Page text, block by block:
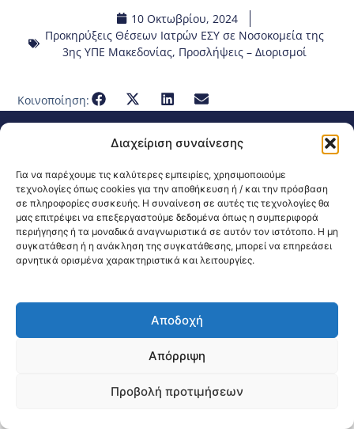
Διαχείριση συναίνεσης
Για να παρέχουμε τις καλύτερες εμπειρίες, χρησιμοποιούμε
τεχνολογίες όπως cookies για την αποθήκευση ή / και την πρόσβαση
σε πληροφορίες συσκευής. Η συναίνεση σε αυτές τις τεχνολογίες θα
μας επιτρέψει να επεξεργαστούμε δεδομένα όπως η συμπεριφορά
περιήγησης ή τα μοναδικά αναγνωριστικά σε αυτόν τον ιστότοπο. Η μη
συγκατάθεση ή η ανάκληση της συγκατάθεσης, μπορεί να επηρεάσει
αρνητικά ορισμένα χαρακτηριστικά και λειτουργίες.
Αποδοχή
Απόρριψη
Προβολή προτιμήσεων
10 Οκτωβρίου, 2024
Προκηρύξεις Θέσεων Ιατρών ΕΣΥ σε Νοσοκομεία της
3ης ΥΠΕ Μακεδονίας, Προσλήψεις – Διορισμοί
Κοινοποίηση:
@2026 3ype.gr All rights reserved
Πολιτική Προστασίας Δεδομένων
Θεσσαλονίκη, Ελλάδα
Τηλ: +30 2311 226 200
email: 3ype@3ype.gr
Page Visits: 00012 Website Visits: 1597469